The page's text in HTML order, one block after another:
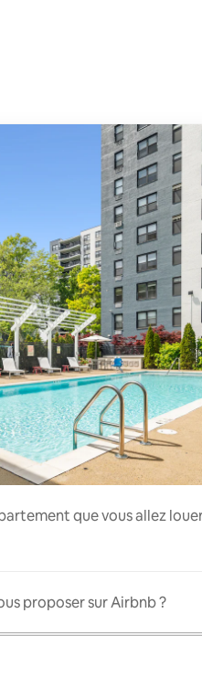
que vous allez
proposer sur Airbnb ?